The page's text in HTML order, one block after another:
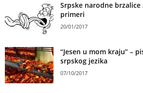
Srpske narodne
primeri
20/01/2017
“Jesen u mom kraju” –
srpskog jezika
07/10/2017